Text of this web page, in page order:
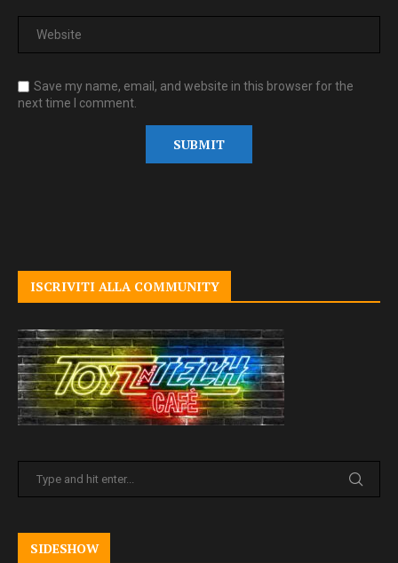
Save my name, email, and website in this browser for the
next time I comment.
ISCRIVITI ALLA COMMUNITY
SIDESHOW